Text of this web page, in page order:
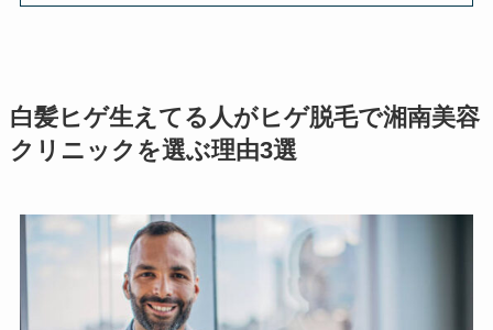
白髪ヒゲ生えてる人がヒゲ脱毛で湘南美容
クリニックを選ぶ理由3選